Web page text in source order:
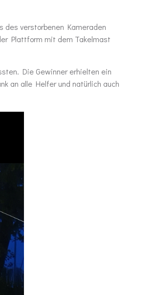
des verstorbenen Kameraden
Plattform mit dem Takelmast
Die Gewinner erhielten ein
an alle Helfer und natürlich auch